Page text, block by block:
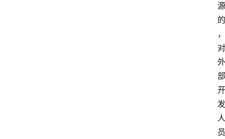
源
的
，
对
外
部
开
发
人
员